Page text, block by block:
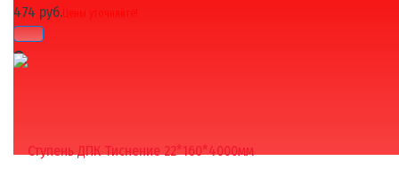
474 руб.Цены уточняйте!